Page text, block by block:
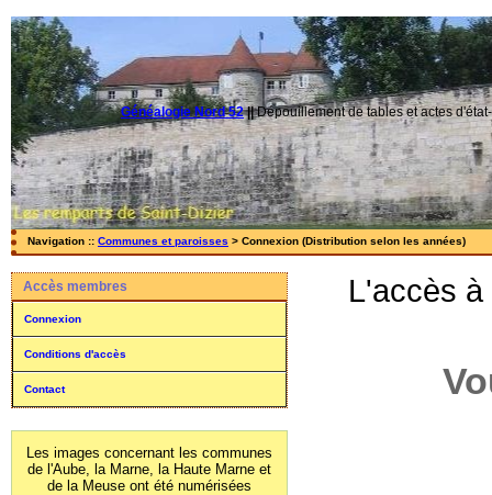
Généalogie Nord 52||Dépouillement de tables et actes
Navigation :: Communes et paroisses > Connexion (Distribution selon les années)
Accès membres
Connexion
Conditions d'accès
Contact
Les images concernant les communes
de l'Aube, la Marne, la Haute Marne et
de la Meuse ont été numérisées
L'accès